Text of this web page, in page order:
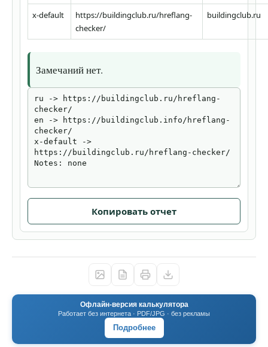
x-default
https://buildingclub.ru/hreflang-
checker/
buildingclub.ru
Замечаний нет.
Копировать отчет
Офлайн-версия калькулятора
Работает без интернета · PDF/JPG · без рекламы
Подробнее